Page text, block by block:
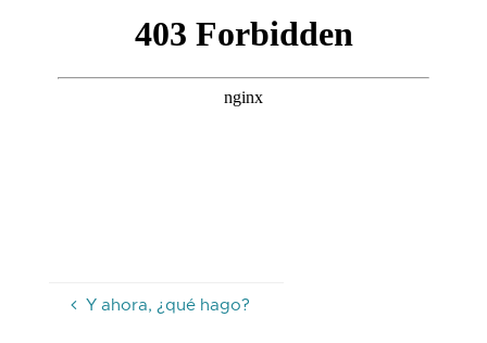
Y ahora, ¿qué hago?